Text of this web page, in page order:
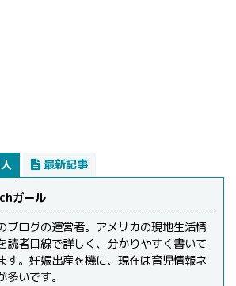
最新記事
ガール
ブログの運営者。アメリカの現地生活情
読者目線で詳しく、分かりやすく書いて
す。妊娠出産を機に、現在は育児情報ネ
多いです。